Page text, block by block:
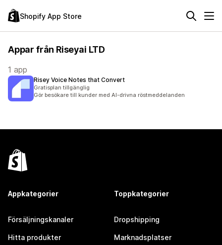
Shopify App Store
Appar från Riseyai LTD
1 app
Risey Voice Notes that Convert
Gratisplan tillgänglig
Gör besökare till kunder med AI-drivna röstmeddelanden
Appkategorier
Försäljningskanaler
Hitta produkter
Toppkategorier
Dropshipping
Marknadsplatser